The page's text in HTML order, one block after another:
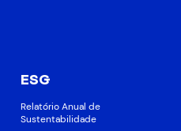
ESG
Relatório Anual de
Sustentabilidade